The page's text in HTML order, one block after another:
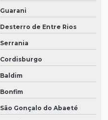
Guarani
Desterro de Entre Rios
Serrania
Cordisburgo
Baldim
Bonfim
São Gonçalo do Abaeté